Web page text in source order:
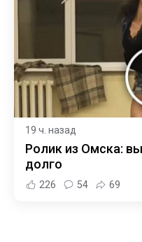
19 ч. назад
Ролик из Омска:
долго
226 54 69